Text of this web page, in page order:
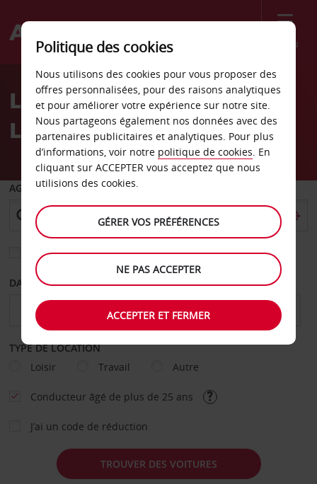
Menu
Welcome
AvisLocation de voiture
Louvain
AGENCE DE DÉPART
Sélectionnez une autre agence de retour
DATE DE DÉPART DATE DE RETOUR
TYPE DE LOCATION
Loisir
Travail Autre
Conducteur âgé de plus de 25 ans
J’ai un code de réduction
TROUVER DES VOITURES
Politique des cookies
Nous utilisons des cookies pour vous proposer des
offres personnalisées, pour des raisons analytiques
et pour améliorer votre expérience sur notre site.
Nous partageons également nos données avec des
partenaires publicitaires et analytiques. Pour plus
d’informations, voir notre politique de cookies. En
cliquant sur ACCEPTER vous acceptez que nous
utilisions des cookies.
GÉRER VOS PRÉFÉRENCES
NE PAS ACCEPTER
ACCEPTER ET FERMER